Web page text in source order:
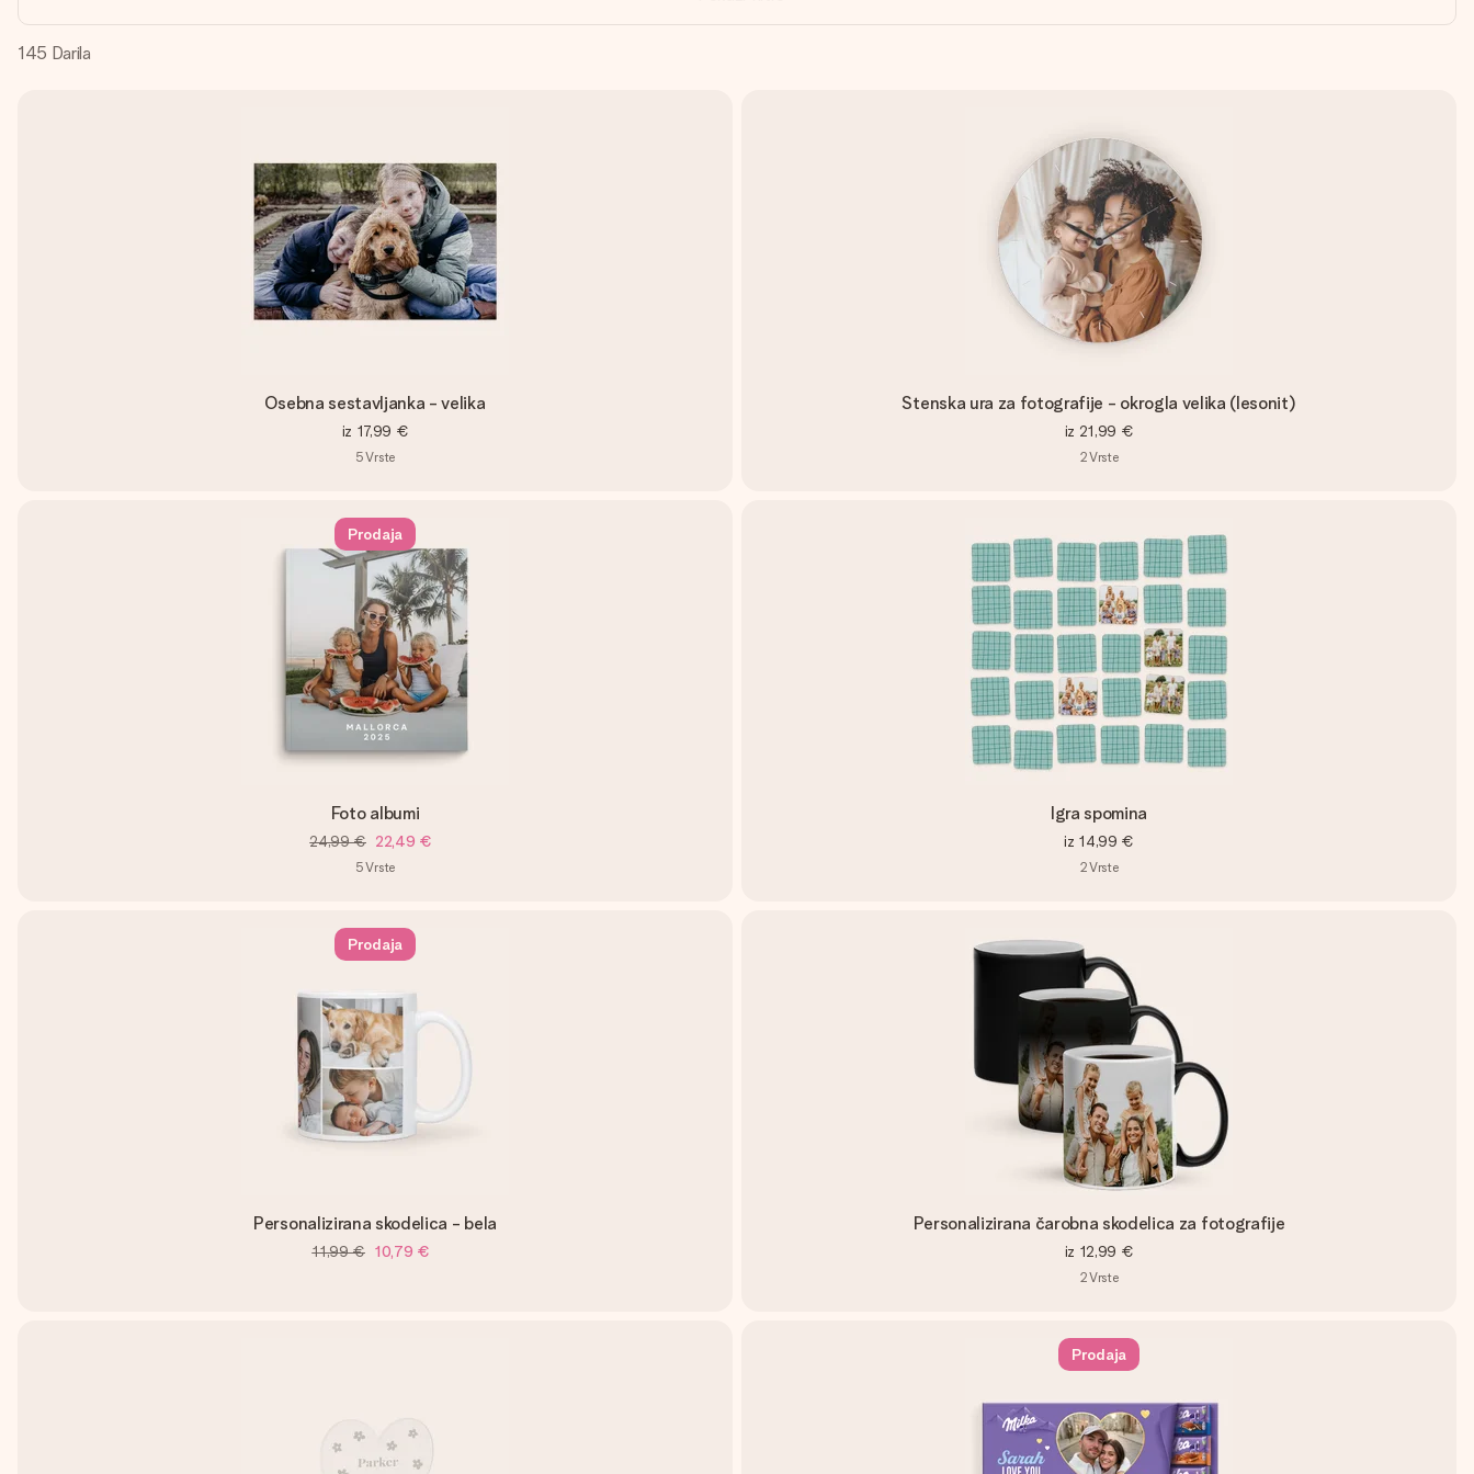
145 Darila
Osebna sestavljanka - velika
iz 17,99 €
5Vrste
Stenska ura za fotografije - okrogla velika (lesonit)
iz 21,99 €
2Vrste
Prodaja
Foto albumi
24,99 € 22,49 €
5Vrste
Igra spomina
iz 14,99 €
2Vrste
Prodaja
Personalizirana skodelica - bela
11,99 € 10,79 €
Personalizirana čarobna skodelica za fotografije
iz 12,99 €
2Vrste
Prodaja